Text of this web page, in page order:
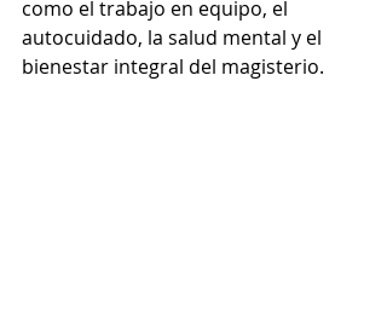
como el trabajo en equipo, el
autocuidado, la salud mental y el
bienestar integral del magisterio.